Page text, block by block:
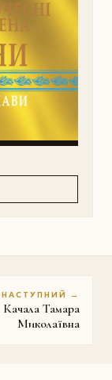
НАСТУПНИЙ →
Качала Тамара
Миколаївна